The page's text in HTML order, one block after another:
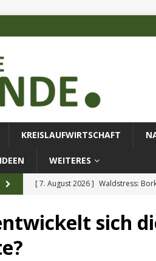
KREISLAUFWIRTSCHAFT
WEITERES
[ 7. August 2026 ] Waldstress:
[ 7. August 2026 ]
KI-Methode
sich